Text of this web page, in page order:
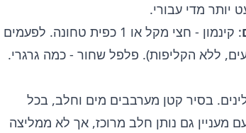
יותר מדי עבורי.
: קינמון - חצי מקל או 1 כפית טחונה. לפעמים
קופסאות (רק הזרעים, ללא הקליפות). פלפל שחור - כמה גרגרי.
בסיר קטן מערבבים מים וחלב, בכל
מעניין גם נותן חלב מרוכז, אך לא ממליצה